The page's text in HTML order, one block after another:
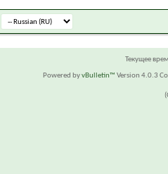
Текущее
Powered byvBulletin™ Version 4.0.3